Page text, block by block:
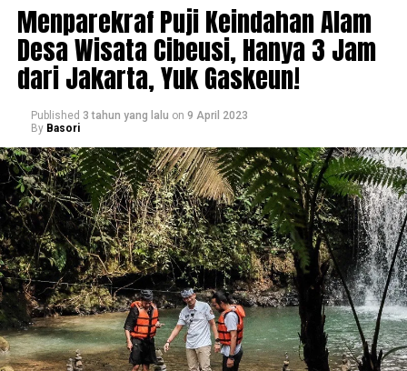
Menparekraf Puji Keindahan Alam
Desa Wisata Cibeusi, Hanya 3 Jam
dari Jakarta, Yuk Gaskeun!
Published 3 tahun yang lalu on 9 April 2023
By Basori